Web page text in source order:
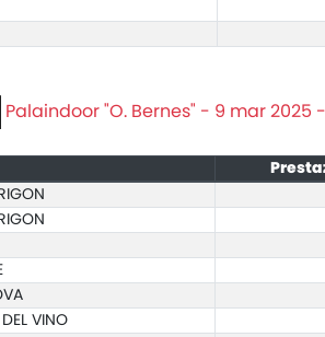
Palaindoor "O. Bernes" - 9 mar 2025 -
VINO